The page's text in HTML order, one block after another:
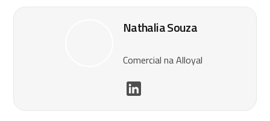
Nathalia Souza
Comercial na Alloyal